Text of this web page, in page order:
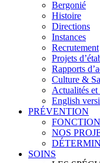
Bergonié
Histoire
Directions
Instances
Recrutement
Projets
Rapports
Culture &
Actualités
English
PRÉVENTION
NOS
SOINS